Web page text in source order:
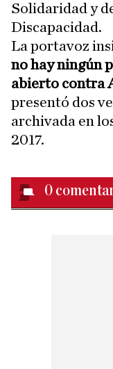
Solidaridad y
Discapacidad.
La portavoz
no hay ningún
abierto contra
presentó dos
archivada en
2017.
0